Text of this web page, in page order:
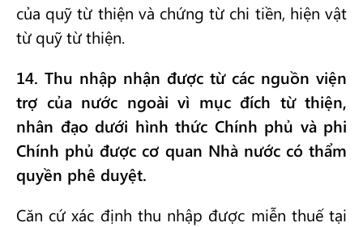
của quỹ từ thiện và chứng từ chi tiền, hiện vật
từ quỹ từ thiện.
14. Thu nhập nhận được từ các nguồn viện
trợ của nước ngoài vì mục đích từ thiện,
nhân đạo dưới hình thức Chính phủ và phi
Chính phủ được cơ quan Nhà nước có thẩm
quyền phê duyệt.
Căn cứ xác định thu nhập được miễn thuế tại